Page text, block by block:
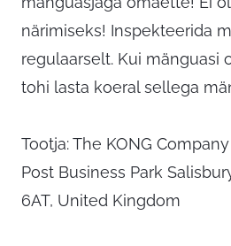
närimiseks! Inspekteerida
regulaarselt. Kui mänguasi
tohi lasta koeral sellega
Tootja: The KONG
Post Business Park
6AT, United Kingdom